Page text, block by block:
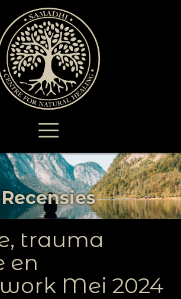
Recensies
trauma
en
Mei 2024